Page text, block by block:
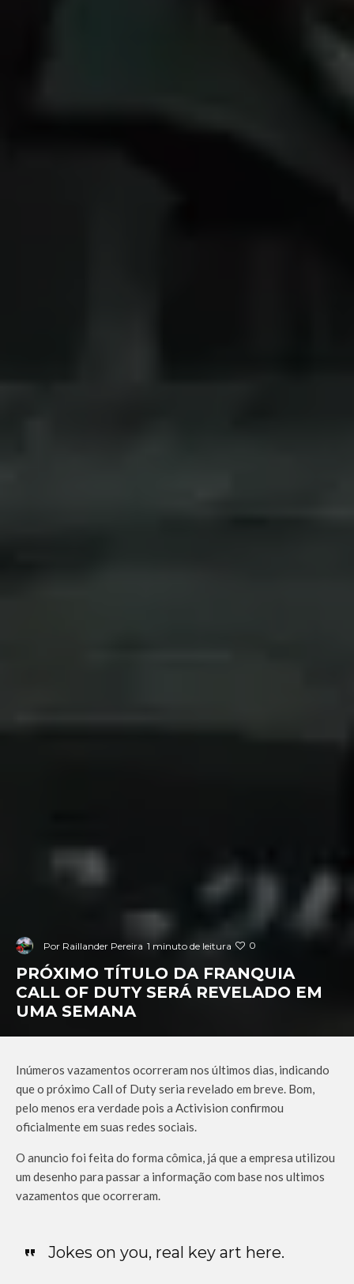
Por Raillander Pereira 1 minuto de leitura 0
PRÓXIMO TÍTULO DA FRANQUIA
CALL OF DUTY SERÁ REVELADO EM
UMA SEMANA
Inúmeros vazamentos ocorreram nos últimos dias, indicando
que o próximo Call of Duty seria revelado em breve. Bom,
pelo menos era verdade pois a Activision confirmou
oficialmente em suas redes sociais.
O anuncio foi feita do forma cômica, já que a empresa utilizou
um desenho para passar a informação com base nos ultimos
vazamentos que ocorreram.
Jokes on you, real key art here.